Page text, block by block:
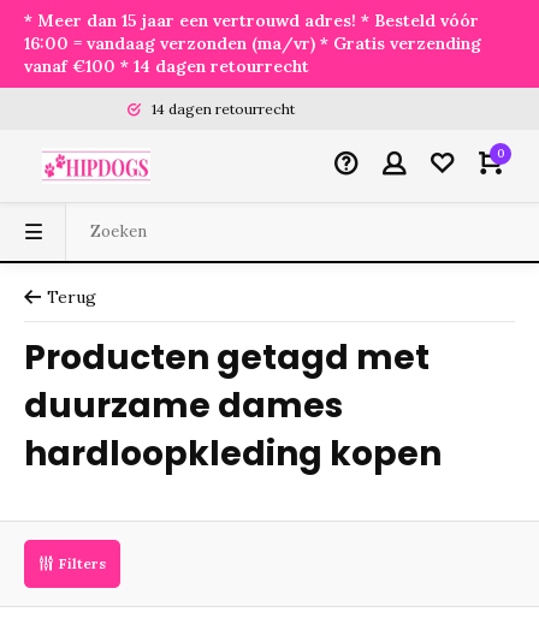
* Meer dan 15 jaar een vertrouwd adres! * Besteld vóór
16:00 = vandaag verzonden (ma/vr) * Gratis verzending
vanaf €100 * 14 dagen retourrecht
14 dagen retourrecht
0
Terug
Producten getagd met
duurzame dames
hardloopkleding kopen
Filters